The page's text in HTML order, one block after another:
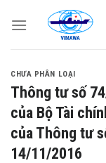
CHƯA PHÂN LOẠI
Thông tư số
của Bộ Tài
của Thông tư
14/11/2016